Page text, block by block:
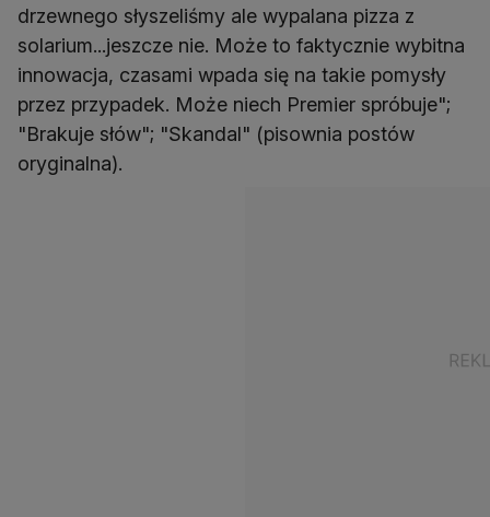
drzewnego słyszeliśmy ale wypalana pizza z
solarium...jeszcze nie. Może to faktycznie wybitna
innowacja, czasami wpada się na takie pomysły
przez przypadek. Może niech Premier spróbuje";
"Brakuje słów"; "Skandal" (pisownia postów
oryginalna).